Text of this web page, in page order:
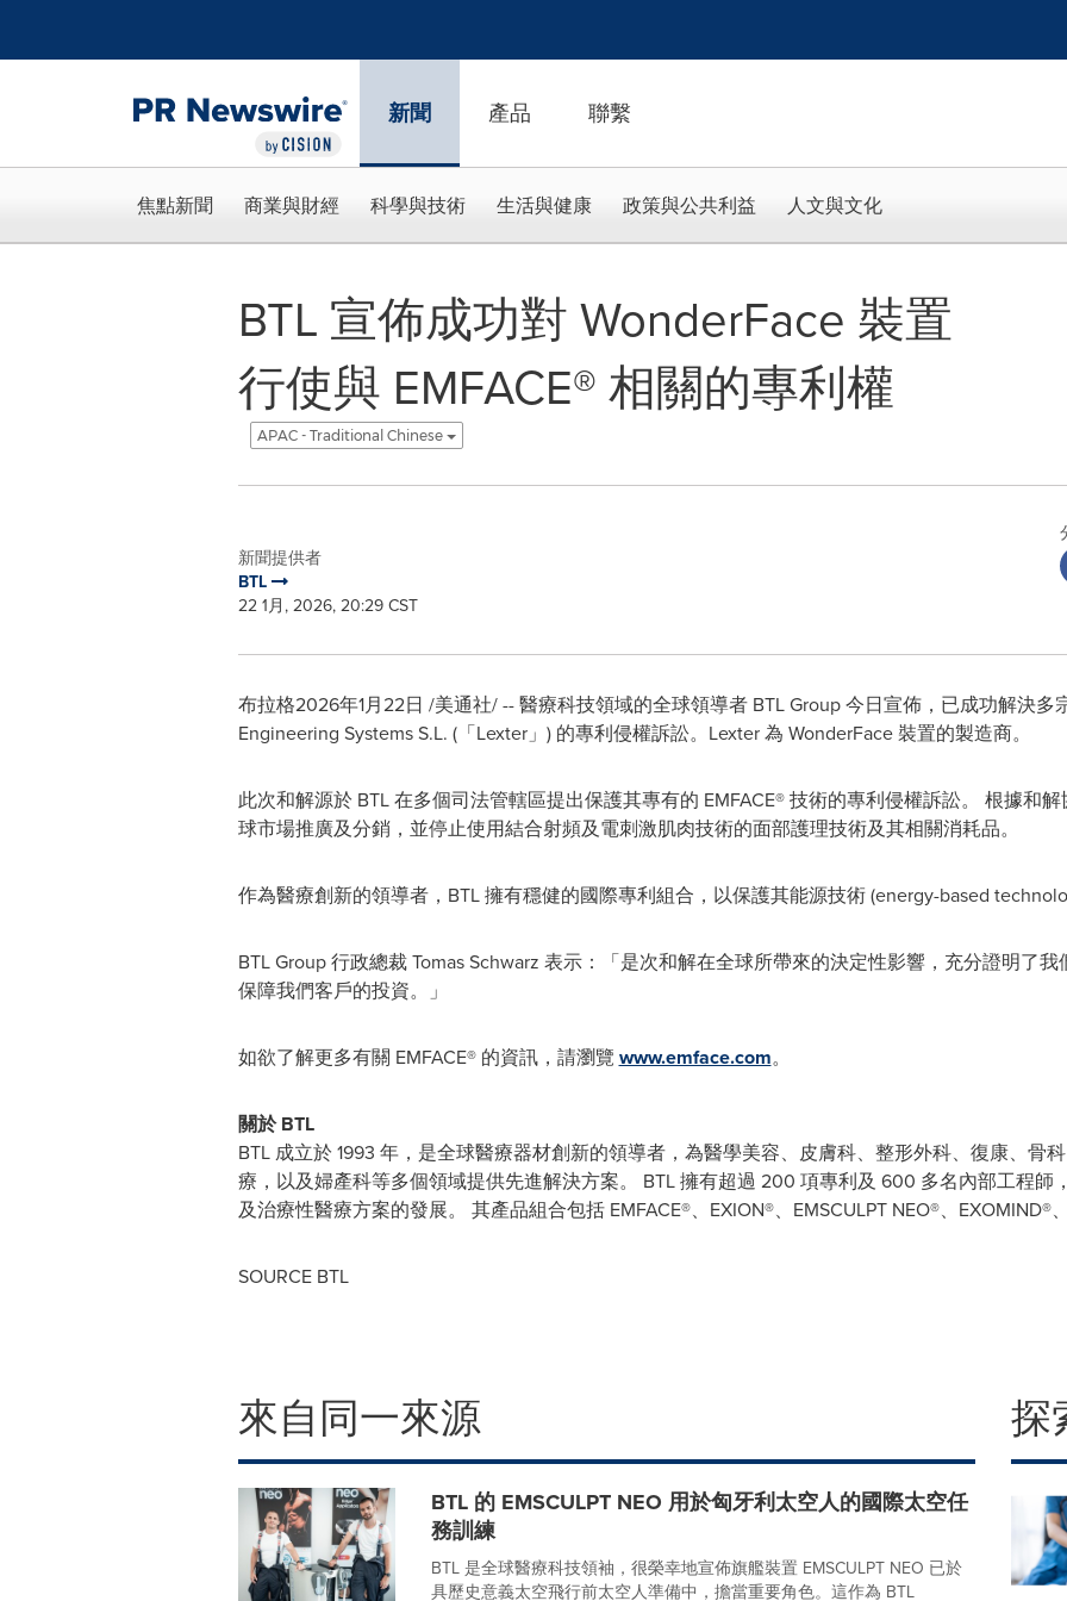
新聞 產品 聯繫
焦點新聞 商業與財經 科學與技術 生活與健康 政策與公共利益 人文與文化
BTL 宣佈成功對 WonderFace 裝置
行使與 EMFACE® 相關的專利權
APAC - Traditional Chinese
新聞提供者
BTL
22 1月, 2026, 20:29 CST
布拉格2026年1月22日 /美通社/ -- 醫療科技領域的全球領導者 BTL Group 今日宣佈，已成功解決多
Engineering Systems S.L. (「Lexter」) 的專利侵權訴訟。Lexter 為 WonderFace 裝置的製造商。
此次和解源於 BTL 在多個司法管轄區提出保護其專有的 EMFACE® 技術的專利侵權訴訟。 根據和
球市場推廣及分銷，並停止使用結合射頻及電刺激肌肉技術的面部護理技術及其相關消耗品。
作為醫療創新的領導者，BTL 擁有穩健的國際專利組合，以保護其能源技術 (energy-based
BTL Group 行政總裁 Tomas Schwarz 表示：「是次和解在全球所帶來的決定性影響，充分證明了
保障我們客戶的投資。」
如欲了解更多有關 EMFACE® 的資訊，請瀏覽 www.emface.com。
關於 BTL
BTL 成立於 1993 年，是全球醫療器材創新的領導者，為醫學美容、皮膚科、整形外科、復康、骨
療，以及婦產科等多個領域提供先進解決方案。 BTL 擁有超過 200 項專利及 600 多名內部工程師
及治療性醫療方案的發展。 其產品組合包括 EMFACE®、EXION®、EMSCULPT NEO®、EXOMIND®
SOURCE BTL
來自同一來源
BTL 的 EMSCULPT NEO 用於匈牙利太空人的國際太空任
務訓練
BTL 是全球醫療科技領袖，很榮幸地宣佈旗艦裝置 EMSCULPT NEO 已於
具歷史意義太空飛行前太空人準備中，擔當重要角色。這作為 BTL
探